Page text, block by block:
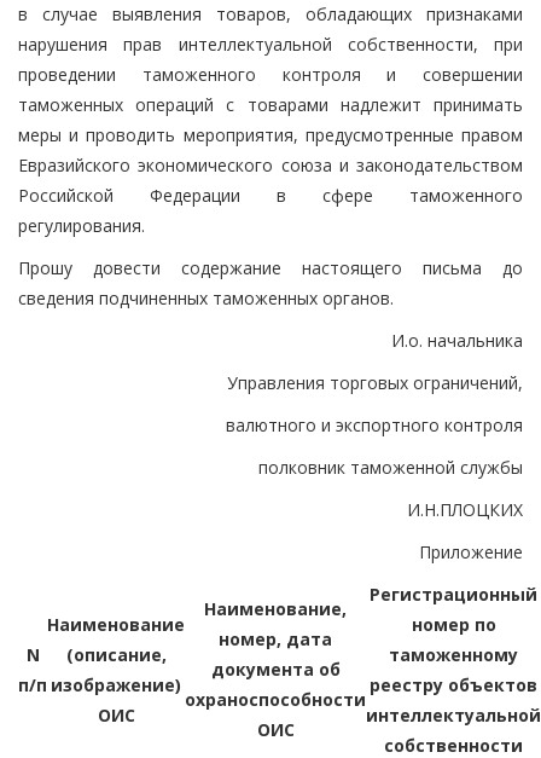
в случае выявления товаров, обладающих признаками
нарушения прав интеллектуальной собственности, при
проведении таможенного контроля и совершении
таможенных операций с товарами надлежит принимать
меры и проводить мероприятия, предусмотренные правом
Евразийского экономического союза и законодательством
Российской Федерации в сфере таможенного
регулирования.
Прошу довести содержание настоящего письма до
сведения подчиненных таможенных органов.
И.о. начальника
Управления торговых ограничений,
валютного и экспортного контроля
полковник таможенной службы
И.Н.ПЛОЦКИХ
Приложение
N
п/п
Наименование
(описание,
изображение)
ОИС
Наименование,
номер, дата
документа об
охраноспособности
ОИС
Регистрационный
номер по
таможенному
реестру объектов
интеллектуальной
собственности